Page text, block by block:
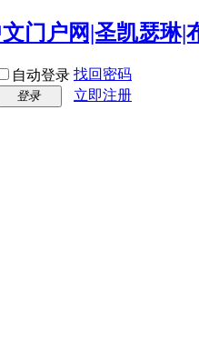
自动登录 找回密码
登录
立即注册